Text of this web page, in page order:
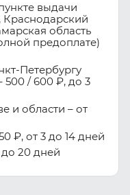
выдачи
Краснодарский
область
предоплате)
Петербургу
/ 600 ₽, до 3
и области – от
₽, от 3 до 14 дней
до 20 дней